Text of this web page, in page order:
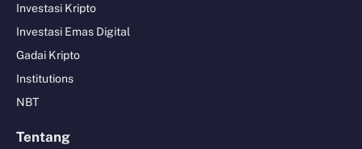
Investasi Kripto
Investasi Emas Digital
Gadai Kripto
Institutions
NBT
Tentang